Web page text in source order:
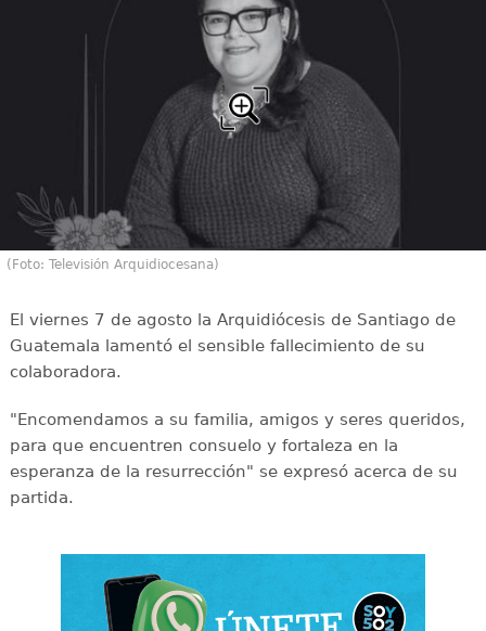
(Foto: Televisión Arquidiocesana)
El viernes 7 de agosto la Arquidiócesis de Santiago de
Guatemala lamentó el sensible fallecimiento de su
colaboradora.
"Encomendamos a su familia, amigos y seres queridos,
para que encuentren consuelo y fortaleza en la
esperanza de la resurrección" se expresó acerca de su
partida.